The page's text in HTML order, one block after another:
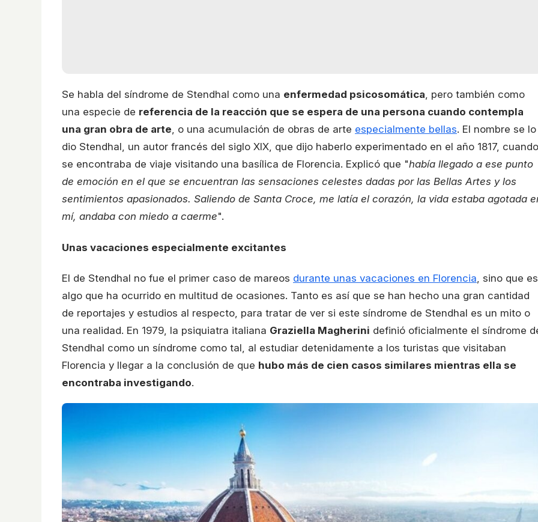
Se habla del síndrome de Stendhal como una enfermedad psicosomática, pero también como
una especie de referencia de la reacción que se espera de una persona cuando contempla
una gran obra de arte, o una acumulación de obras de arte especialmente bellas. El nombre se lo
dio Stendhal, un autor francés del siglo XIX, que dijo haberlo experimentado en el año 1817, cuando
se encontraba de viaje visitando una basílica de Florencia. Explicó que "había llegado a ese punto
de emoción en el que se encuentran las sensaciones celestes dadas por las Bellas Artes y los
sentimientos apasionados. Saliendo de Santa Croce, me latía el corazón, la vida estaba agotada
mí, andaba con miedo a caerme".
Unas vacaciones especialmente excitantes
El de Stendhal no fue el primer caso de mareos durante unas vacaciones en Florencia, sino que es
algo que ha ocurrido en multitud de ocasiones. Tanto es así que se han hecho una gran cantidad
de reportajes y estudios al respecto, para tratar de ver si este síndrome de Stendhal es un mito o
una realidad. En 1979, la psiquiatra italiana Graziella Magherini definió oficialmente el síndrome
Stendhal como un síndrome como tal, al estudiar detenidamente a los turistas que visitaban
Florencia y llegar a la conclusión de que hubo más de cien casos similares mientras ella se
encontraba investigando.